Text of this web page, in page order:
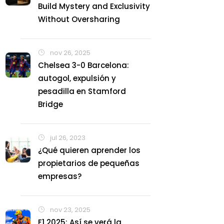
Build Mystery and Exclusivity
Without Oversharing
nov 26, 2025
Chelsea 3-0 Barcelona:
autogol, expulsión y
pesadilla en Stamford
Bridge
jul 26, 2023
¿Qué quieren aprender los
propietarios de pequeñas
empresas?
nov 23, 2025